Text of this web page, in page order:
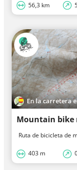
56,3 km
En la carretera
Mountain bike
Ruta de bicicleta de
403 m